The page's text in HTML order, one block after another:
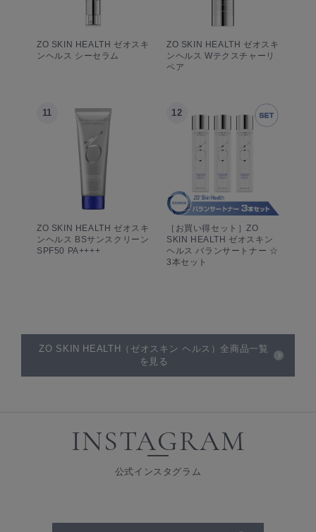
ZO SKIN HEALTH ゼオスキ
ンヘルス シーセラム
ZO SKIN HEALTH ゼオスキ
ンヘルス Wテクスチャーリ
ペア
11
ZO SKIN HEALTH ゼオスキ
ンヘルス BSサンスクリーン
SPF50 PA++++
12
［お買い得セット］ZO
SKIN HEALTH ゼオスキン
ヘルス バランサートナー ☆
3本セット
ZO SKIN HEALTH（ゼオスキン ヘルス）全商品一覧
を見る
INSTAGRAM
公式インスタグラム